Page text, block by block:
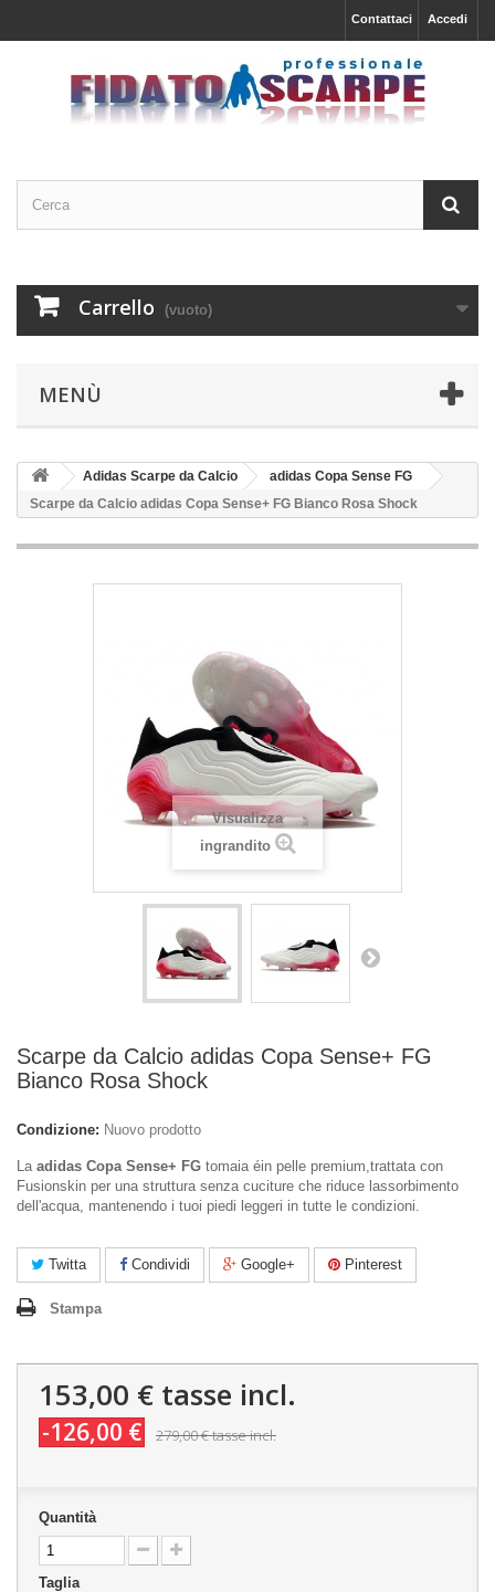
Accedi
Contattaci
Carrello (vuoto)
MENÙ
Adidas Scarpe da Calcio
adidas Copa Sense FG
Scarpe da Calcio adidas Copa Sense+ FG Bianco Rosa Shock
Visualizza
ingrandito
Scarpe da Calcio adidas Copa Sense+ FG
Bianco Rosa Shock
Condizione: Nuovo prodotto
La adidas Copa Sense+ FG tomaia éin pelle premium,trattata con
Fusionskin per una struttura senza cuciture che riduce lassorbimento
dell'acqua, mantenendo i tuoi piedi leggeri in tutte le condizioni.
Twitta Condividi Google+ Pinterest
Stampa
153,00 € tasse incl.
-126,00 € 279,00 €tasse incl.
Quantità
Taglia